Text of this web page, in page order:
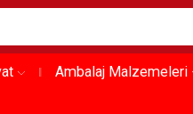
Ambalaj Malzemeleri